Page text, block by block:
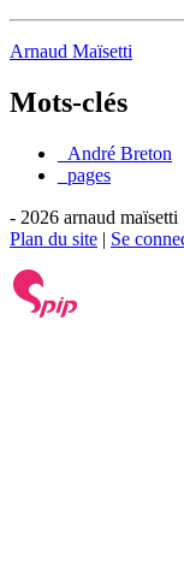
Arnaud Maïsetti
Mots-clés
_André Breton
_pages
- 2026 arnaud
Plan du site | Se